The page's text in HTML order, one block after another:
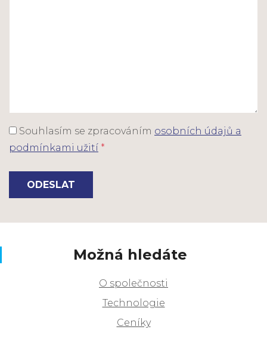
Souhlasím se zpracováním osobních údajů a
podmínkami užití *
ODESLAT
Možná hledáte
O společnosti
Technologie
Ceníky